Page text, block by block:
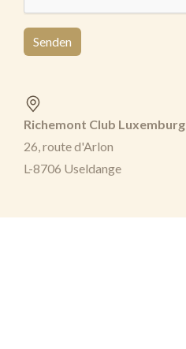
Senden
Richemont Club Luxemburg
26, route d'Arlon
L-8706 Useldange